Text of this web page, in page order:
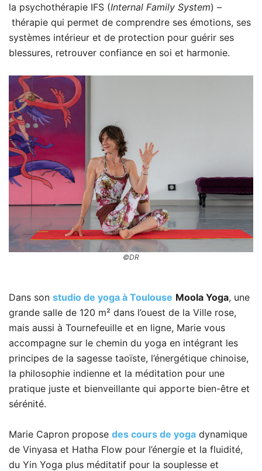
la psychothérapie IFS (Internal Family System) –
thérapie qui permet de comprendre ses émotions, ses
systèmes intérieur et de protection pour guérir ses
blessures, retrouver confiance en soi et harmonie.
©DR
Dans son studio de yoga à Toulouse Moola Yoga, une
grande salle de 120 m² dans l’ouest de la Ville rose,
mais aussi à Tournefeuille et en ligne, Marie vous
accompagne sur le chemin du yoga en intégrant les
principes de la sagesse taoïste, l’énergétique chinoise,
la philosophie indienne et la méditation pour une
pratique juste et bienveillante qui apporte bien-être et
sérénité.
Marie Capron propose des cours de yoga dynamique
de Vinyasa et Hatha Flow pour l’énergie et la fluidité,
du Yin Yoga plus méditatif pour la souplesse et